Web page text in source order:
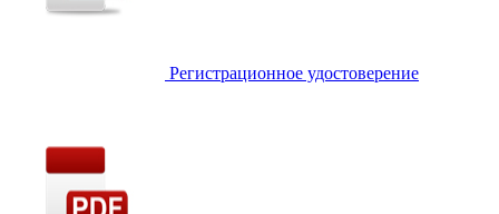
Регистрационное удостоверение